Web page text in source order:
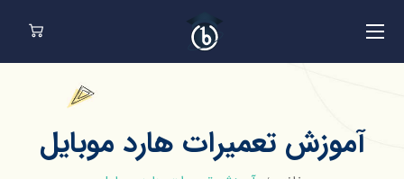
آموزش تعمیرات هارد موبایل